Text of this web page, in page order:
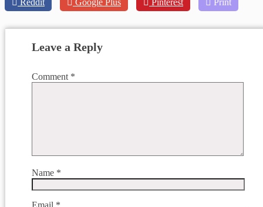
Reddit Google Plus Pinterest Print
Leave a Reply
Comment *
Name *
Email *